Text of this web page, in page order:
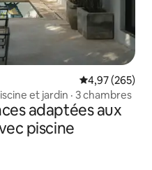
Évaluation
4,97 (265)
et jardin · 3 chambres
adaptées aux
piscine